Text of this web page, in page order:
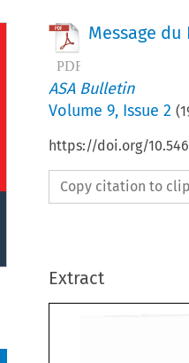
Message
ASA Bulletin
Volume 9, Issue 2 (
https://doi.org/
Copy citation to
Extract